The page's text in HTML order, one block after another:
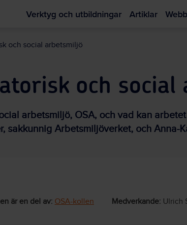
Verktyg och utbildningar Artiklar
och social arbetsmiljö
och social
arbetsmiljö, OSA, och vad kan
sakkunnig Arbetsmiljöverket, och Anna-
är en del av: OSA-kollen Medverkande: Ulrich